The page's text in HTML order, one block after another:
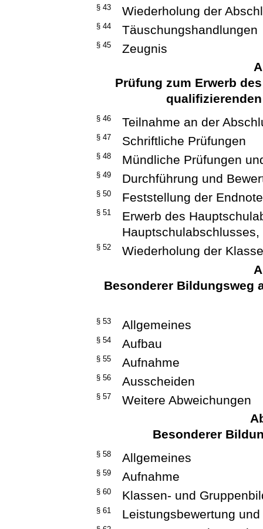
§ 43 Wiederholung der
§ 44 Täuschungshandlungen
§ 45
Zeugnis
Prüfung zum Erwerb
§ 46 Teilnahme an der
§ 47 Schriftliche Prüfungen
§ 48 Mündliche Prüfungen
§ 49 Durchführung und
§ 50 Feststellung der Endnote
§ 51
Erwerb des
§ 52
Wiederholung der
Besonderer Bildungsweg
§ 53 Allgemeines
§ 54 Aufbau
§ 55 Aufnahme
§ 56 Ausscheiden
§ 57
Weitere Abweichungen
Besonderer
§ 58 Allgemeines
§ 59 Aufnahme
§ 60 Klassen- und
§ 61 Leistungsbewertung